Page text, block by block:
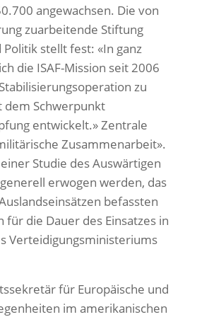
angewachsen. Die von
zuarbeitende Stiftung
stellt fest: «In ganz
die ISAF-Mission seit 2006
zu
dem Schwerpunkt
entwickelt.» Zentrale
Zusammenarbeit».
Studie des Auswärtigen
erwogen werden, das
befassten
die Dauer des Einsatzes in
Verteidigungsministeriums
für Europäische und
im amerikanischen